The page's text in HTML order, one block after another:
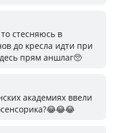
стесняюсь в
до кресла идти при
прям аншлаг🥺
академиях ввели